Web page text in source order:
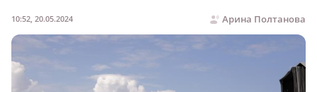
Арина Полтанова
10:52, 20.05.2024